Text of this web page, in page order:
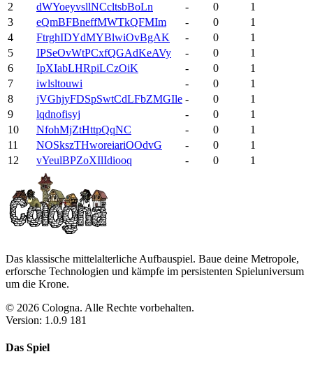
2
dWYoeyvsllNCcltsbBoLn - 0
1
3
eQmBFBneffMWTkQFMIm - 0
1
4
FtrghIDYdMYBlwiOvBgAK - 0
1
5
IPSeOvWtPCxfQGAdKeAVy - 0
1
6
IpXIabLHRpiLCzOiK - 0
1
7
iwlsltouwi - 0
1
8
jVGhjyFDSpSwtCdLFbZMGIle - 0
1
9
lqdnofisyj - 0
1
10
NfohMjZtHttpQqNC - 0
1
11
NOSkszTHworeiariOOdvG - 0
1
12
vYeulBPZoXIlIdiooq - 0 1
Das klassische mittelalterliche Aufbauspiel. Baue deine Metropole,
erforsche Technologien und kämpfe im persistenten Spieluniversum
um die Krone.
© 2026 Cologna. Alle Rechte vorbehalten.
Version: 1.0.9 181
Das Spiel